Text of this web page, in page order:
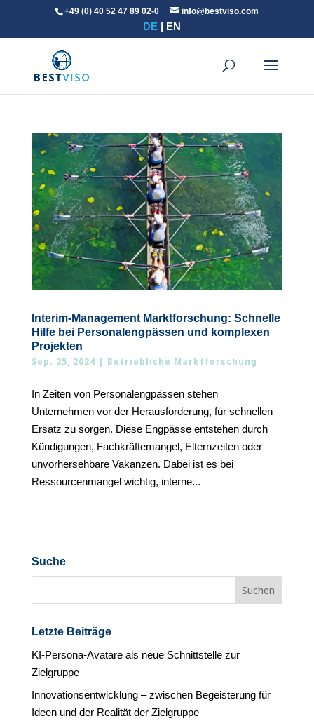
+49 (0) 40 52 47 89 02-0 info@bestviso.com
DE EN
Interim-Management Marktforschung: Schnelle
Hilfe bei Personalengpässen und komplexen
Projekten
Sep. 25, 2024 | Betriebliche Marktforschung
In Zeiten von Personalengpässen stehen
Unternehmen vor der Herausforderung, für schnellen
Ersatz zu sorgen. Diese Engpässe entstehen durch
Kündigungen, Fachkräftemangel, Elternzeiten oder
unvorhersehbare Vakanzen. Dabei ist es bei
Ressourcenmangel wichtig, interne...
Suche
Letzte Beiträge
KI-Persona-Avatare als neue Schnittstelle zur
Zielgruppe
Innovationsentwicklung – zwischen Begeisterung für
Ideen und der Realität der Zielgruppe